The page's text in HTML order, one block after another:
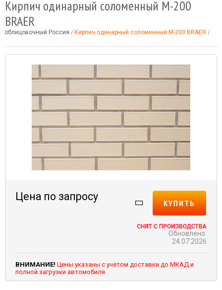
Кирпич одинарный соломенный М-200
BRAER
облицовочный Россия Кирпич одинарный соломенный М-200 BRAER
Цена по запросу
КУПИТЬ
Обновлено:
24.07.2026
ВНИМАНИЕ! Цены указаны с учетом доставки до МКАД и
полной загрузки автомобиля